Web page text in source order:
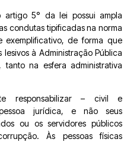
artigo 5° da lei possui ampla
condutas tipificadas na norma
exemplificativo, de forma que
à Administração Pública
tanto na esfera administrativa
responsabilizar – civil e
jurídica, e não seus
ou os servidores públicos
Às pessoas físicas